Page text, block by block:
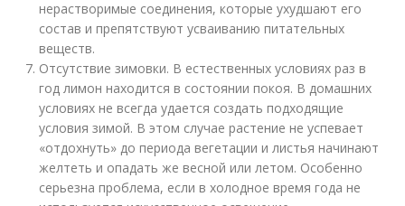
нерастворимые соединения, которые ухудшают его
состав и препятствуют усваиванию питательных
веществ.
Отсутствие зимовки. В естественных условиях раз в
год лимон находится в состоянии покоя. В домашних
условиях не всегда удается создать подходящие
условия зимой. В этом случае растение не успевает
«отдохнуть» до периода вегетации и листья начинают
желтеть и опадать же весной или летом. Особенно
серьезна проблема, если в холодное время года не